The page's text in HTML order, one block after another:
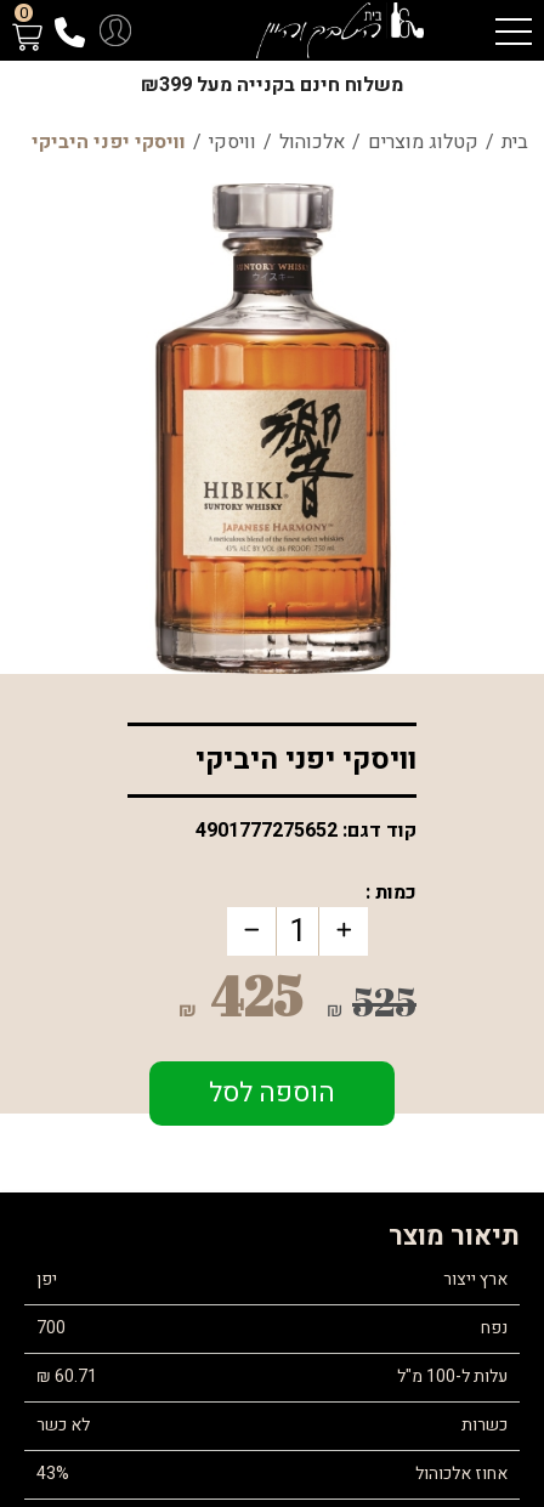
0
משלוח חינם בקנייה מעל ₪399
בית / קטלוג מוצרים / אלכוהול / וויסקי / וויסקי יפני היביקי
וויסקי יפני היביקי
קוד דגם: 4901777275652
כמות :
525
₪
425
₪
הוספה לסל
תיאור מוצר
ארץ ייצור
יפן
נפח
700
עלות ל-100 מ"ל
60.71 ₪
כשרות
לא כשר
אחוז אלכוהול
43%